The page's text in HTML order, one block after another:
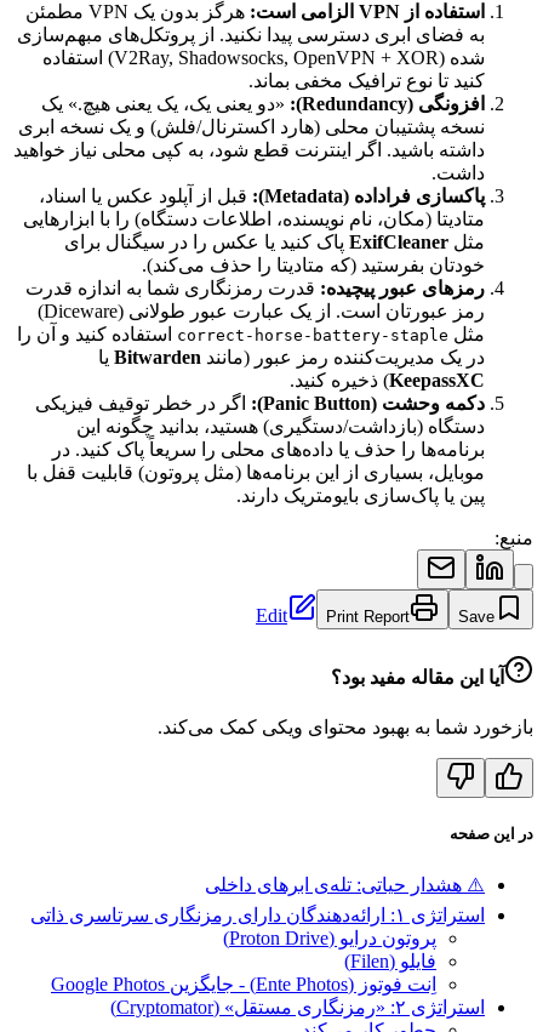
استفاده از VPN الزامی است:
هرگز بدون یک VPN مطمئن
به فضای ابری دسترسی پیدا نکنید. از پروتکل‌های مبهم‌سازی
شده (V2Ray, Shadowsocks, OpenVPN + XOR) استفاده
کنید تا نوع ترافیک مخفی بماند.
افزونگی (Redundancy):
«دو یعنی یک، یک یعنی هیچ.» یک
نسخه پشتیبان محلی (هارد اکسترنال/فلش) و یک نسخه ابری
داشته باشید. اگر اینترنت قطع شود، به کپی محلی نیاز خواهید
داشت.
پاکسازی فراداده (Metadata):
قبل از آپلود عکس یا اسناد،
متادیتا (مکان، نام نویسنده، اطلاعات دستگاه) را با ابزارهایی
مثل ExifCleaner پاک کنید یا عکس را در سیگنال برای
خودتان بفرستید (که متادیتا را حذف می‌کند).
رمزهای عبور پیچیده: قدرت رمزنگاری شما به اندازه قدرت
رمز عبورتان است. از یک عبارت عبور طولانی (Diceware)
مثل correct-horse-battery-staple
استفاده کنید و آن را
در یک مدیریت‌کننده رمز عبور (مانند Bitwarden یا
KeepassXC) ذخیره کنید.
دکمه وحشت (Panic Button):
اگر در خطر توقیف فیزیکی
دستگاه (بازداشت/دستگیری) هستید، بدانید چگونه این
برنامه‌ها را حذف یا داده‌های محلی را سریعاً پاک کنید. در
موبایل، بسیاری از این برنامه‌ها (مثل پروتون) قابلیت قفل با
پین یا پاک‌سازی بایومتریک دارند.
منبع:
Save
Print Report
Edit
آیا این مقاله مفید بود؟
بازخورد شما به بهبود محتوای ویکی کمک می‌کند.
در این صفحه
⚠️ هشدار حیاتی: تله‌ی ابرهای داخلی
استراتژی ۱: ارائه‌دهندگان دارای رمزنگاری سرتاسری ذاتی
پروتون درایو (Proton Drive)
فایلو (Filen)
اِنت فوتوز (Ente Photos) - جایگزین Google Photos
استراتژی ۲: «رمزنگاری مستقل» (Cryptomator)